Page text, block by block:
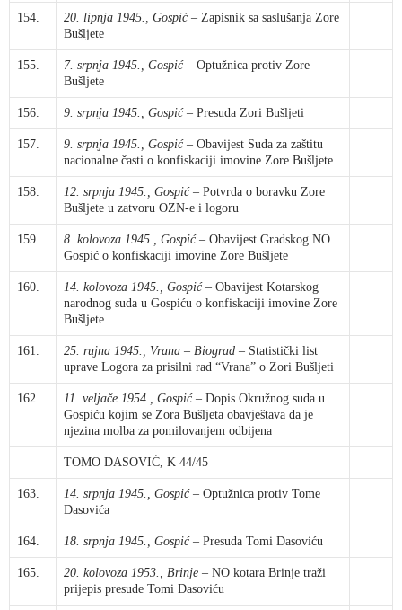
154. 20. lipnja 1945., Gospić – Zapisnik sa saslušanja Zore
Bušljete
155. 7. srpnja 1945., Gospić – Optužnica protiv Zore
Bušljete
156. 9. srpnja 1945., Gospić – Presuda Zori Bušljeti
157. 9. srpnja 1945., Gospić – Obavijest Suda za zaštitu
nacionalne časti o konfiskaciji imovine Zore Bušljete
158. 12. srpnja 1945., Gospić – Potvrda o boravku Zore
Bušljete u zatvoru OZN-e i logoru
159. 8. kolovoza 1945., Gospić – Obavijest Gradskog NO
Gospić o konfiskaciji imovine Zore Bušljete
160. 14. kolovoza 1945., Gospić – Obavijest Kotarskog
narodnog suda u Gospiću o konfiskaciji imovine Zore
Bušljete
161. 25. rujna 1945., Vrana – Biograd – Statistički list
uprave Logora za prisilni rad “Vrana” o Zori Bušljeti
162. 11. veljače 1954., Gospić – Dopis Okružnog suda u
Gospiću kojim se Zora Bušljeta obavještava da je
njezina molba za pomilovanjem odbijena
TOMO DASOVIĆ, K 44/45
163. 14. srpnja 1945., Gospić – Optužnica protiv Tome
Dasovića
164. 18. srpnja 1945., Gospić – Presuda Tomi Dasoviću
165. 20. kolovoza 1953., Brinje – NO kotara Brinje traži
prijepis presude Tomi Dasoviću